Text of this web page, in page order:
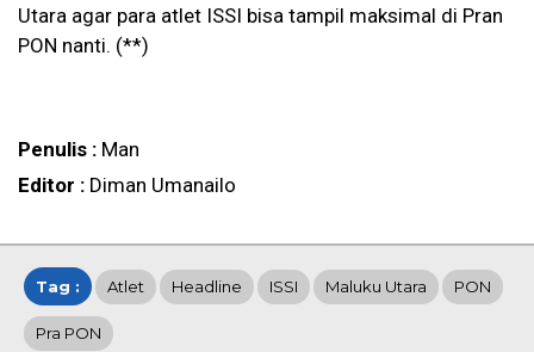
Utara agar para atlet ISSI bisa tampil maksimal di Pran
PON nanti. (**)
Penulis : Man
Editor : Diman Umanailo
Tag : Atlet Headline ISSI Maluku Utara PON
Pra PON